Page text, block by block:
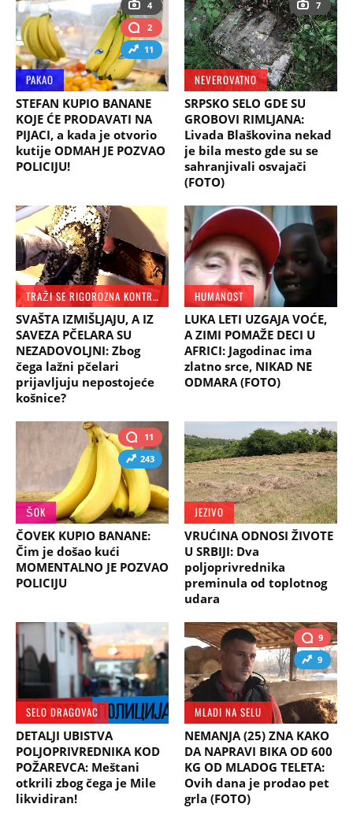
4
2
11
PAKAO
STEFAN KUPIO BANANE
KOJE ĆE PRODAVATI NA
PIJACI, a kada je otvorio
kutije ODMAH JE POZVAO
POLICIJU!
7
NEVEROVATNO
SRPSKO SELO GDE SU
GROBOVI RIMLJANA:
Livada Blaškovina nekad
je bila mesto gde su se
sahranjivali osvajači
(FOTO)
TRAŽI SE RIGOROZNA KONTROLA
SVAŠTA IZMIŠLJAJU, A IZ
SAVEZA PČELARA SU
NEZADOVOLJNI: Zbog
čega lažni pčelari
prijavljuju nepostojeće
košnice?
HUMANOST
LUKA LETI UZGAJA VOĆE,
A ZIMI POMAŽE DECI U
AFRICI: Jagodinac ima
zlatno srce, NIKAD NE
ODMARA (FOTO)
11
243
ŠOK
ČOVEK KUPIO BANANE:
Čim je došao kući
MOMENTALNO JE POZVAO
POLICIJU
JEZIVO
VRUĆINA ODNOSI ŽIVOTE
U SRBIJI: Dva
poljoprivrednika
preminula od toplotnog
udara
SELO DRAGOVAC
DETALJI UBISTVA
POLJOPRIVREDNIKA KOD
POŽAREVCA: Meštani
otkrili zbog čega je Mile
likvidiran!
9
9
MLADI NA SELU
NEMANJA (25) ZNA KAKO
DA NAPRAVI BIKA OD 600
KG OD MLADOG TELETA:
Ovih dana je prodao pet
grla (FOTO)